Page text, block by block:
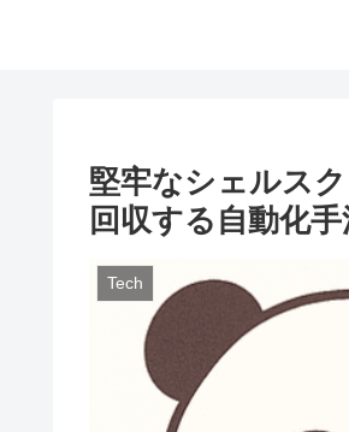
堅牢なシェルス
回収する自動化手
Tech